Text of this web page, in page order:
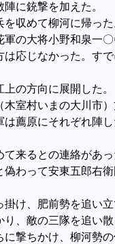
に銃撃を加えた。
収めて柳河に帰った
の大将小野和泉一
応じなかった。す
の方向に展開した。
室村いまの大川市
薦原にそれぞれ陣
来るとの連絡があっ
わって安東五郎右
け、肥前勢を追い
、敵の三隊を追い
撃ちかけ、柳河勢